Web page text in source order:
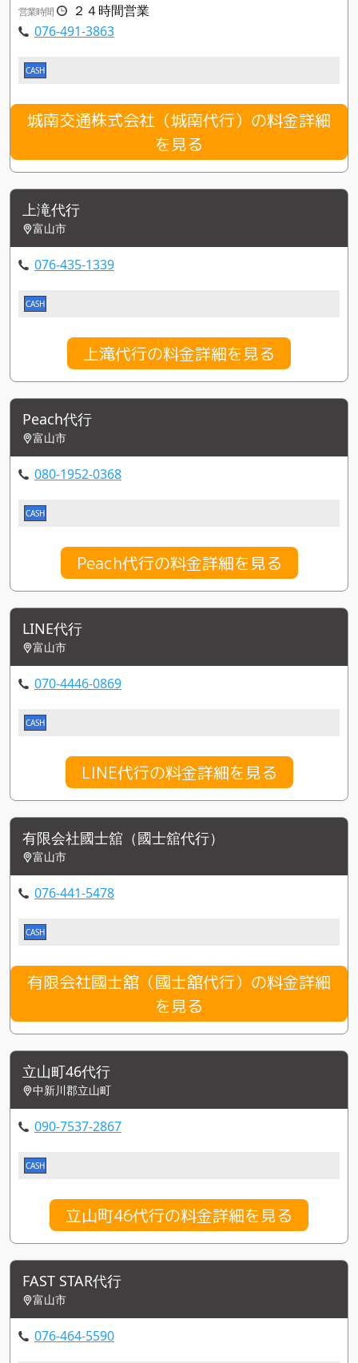
営業時間
２４時間営業
076-491-3863
CASH
城南交通株式会社（城南代行）の料金詳細
を見る
上滝代行
富山市
076-435-1339
CASH
上滝代行の料金詳細を見る
Peach代行
富山市
080-1952-0368
CASH
Peach代行の料金詳細を見る
LINE代行
富山市
070-4446-0869
CASH
LINE代行の料金詳細を見る
有限会社國士舘（國士舘代行）
富山市
076-441-5478
CASH
有限会社國士舘（國士舘代行）の料金詳細
を見る
立山町46代行
中新川郡立山町
090-7537-2867
CASH
立山町46代行の料金詳細を見る
FAST STAR代行
富山市
076-464-5590